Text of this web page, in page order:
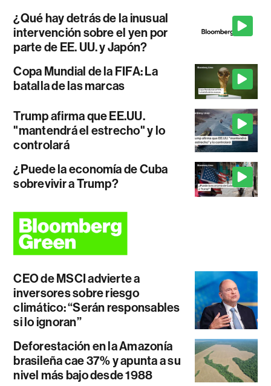
¿Qué hay detrás de la inusual
intervención sobre el yen por
parte de EE. UU. y Japón?
Copa Mundial de la FIFA: La
batalla de las marcas
Trump afirma que EE.UU.
"mantendrá el estrecho" y lo
controlará
¿Puede la economía de Cuba
sobrevivir a Trump?
CEO de MSCI advierte a
inversores sobre riesgo
climático: “Serán responsables
si lo ignoran”
Deforestación en la Amazonía
brasileña cae 37% y apunta a su
nivel más bajo desde 1988